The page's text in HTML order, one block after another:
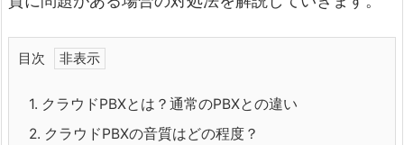
目次
1. クラウドPBXとは？通常のPBXとの違い
2. クラウドPBXの音質はどの程度？